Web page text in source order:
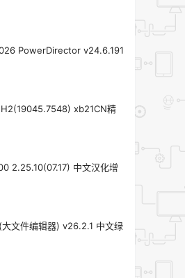
PowerDirector v24.6.191
xb21CN精
2.25.10(07.17) 中文汉化增
文件编辑器) v26.2.1 中文绿